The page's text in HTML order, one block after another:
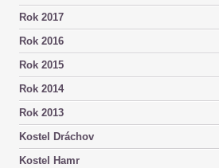
Rok 2017
Rok 2016
Rok 2015
Rok 2014
Rok 2013
Kostel Dráchov
Kostel Hamr